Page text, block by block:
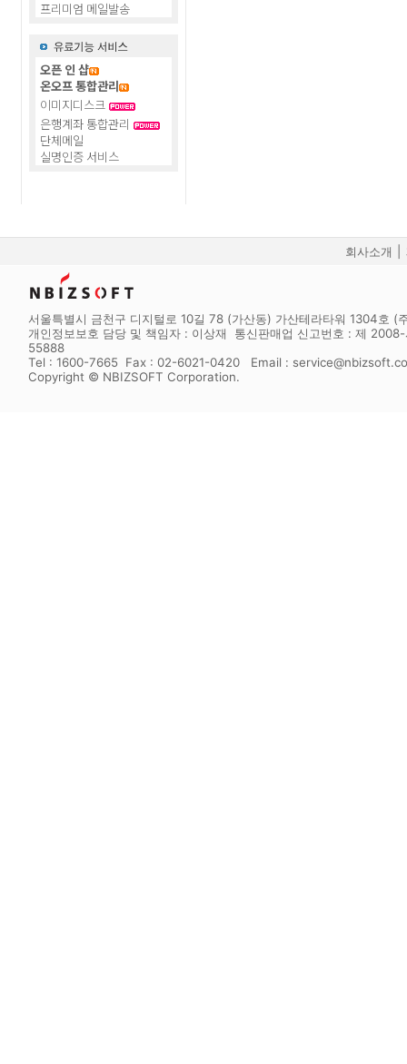
프리미엄 메일발송
오픈 인 샵
온오프 통합관리
이미지디스크
은행계좌 통합관리
단체메일
실명인증 서비스
회사소개
서울특별시 금천구 디지털로 10길 78 (가산동) 가산테라타워 1304호 (
개인정보보호 담당 및 책임자 : 이상재 통신판매업 신고번호 : 제
55888
Tel : 1600-7665 Fax : 02-6021-0420 Email :
Copyright © NBIZSOFT Corporation.